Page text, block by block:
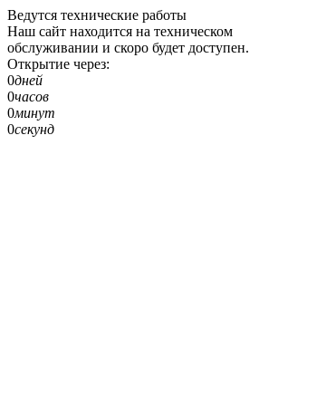
Ведутся технические работы
Наш сайт находится на техническом
обслуживании и скоро будет доступен.
Открытие через:
0дней
0часов
0минут
0секунд